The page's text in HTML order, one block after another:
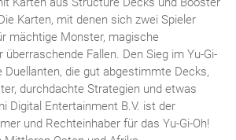
Karten, mit denen sich zwei Spieler
mächtige Monster, magische
Fallen. Den Sieg im Yu-Gi-
Duellanten, die gut abgestimmte Decks,
durchdachte Strategien und etwas
Digital Entertainment B.V. ist der
und Rechteinhaber für das Yu-Gi-Oh!